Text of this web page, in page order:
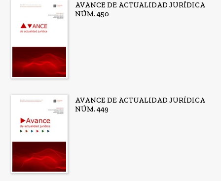
AVANCE DE ACTUALIDAD JURÍDICA
NÚM. 450
AVANCE DE ACTUALIDAD JURÍDICA
NÚM. 449